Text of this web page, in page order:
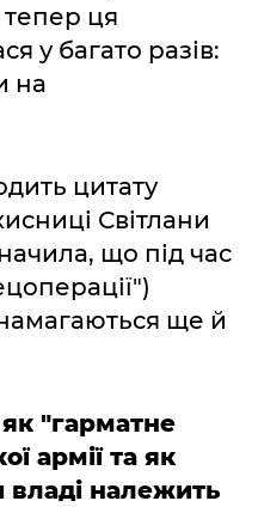
ця
у багато разів:
на
цитату
Світлани
що під час
ще й
як "гарматне
армії та як
владі належить